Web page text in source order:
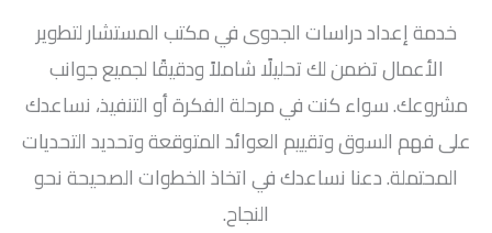
خدمة إعداد دراسات الجدوى في مكتب المستشار لتطوير
الأعمال تضمن لك تحليلًا شاملاً ودقيقًا لجميع جوانب
مشروعك. سواء كنت في مرحلة الفكرة أو التنفيذ، نساعدك
على فهم السوق وتقييم العوائد المتوقعة وتحديد التحديات
المحتملة. دعنا نساعدك في اتخاذ الخطوات الصحيحة نحو
النجاح.